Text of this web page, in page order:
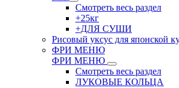
Смотреть весь раздел
+25кг
+ДЛЯ СУШИ
Рисовый уксус для японской
ФРИ МЕНЮ
ФРИ МЕНЮ
Смотреть весь раздел
ЛУКОВЫЕ КОЛЬЦА